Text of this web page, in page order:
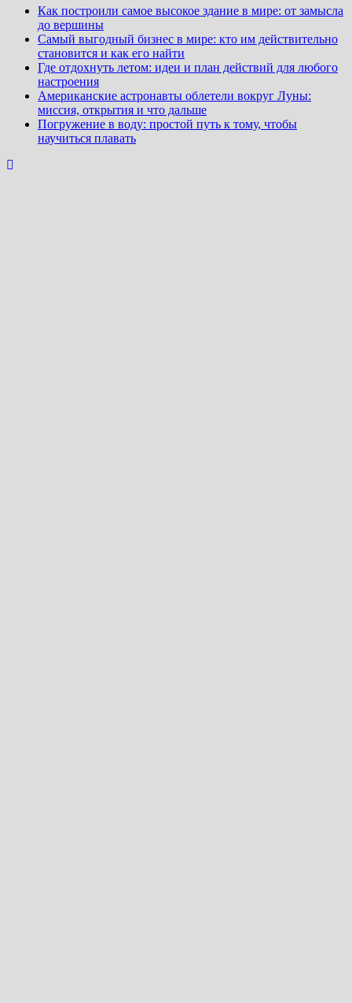
Как построили самое высокое здание в мире: от замысла
до вершины
Самый выгодный бизнес в мире: кто им действительно
становится и как его найти
Где отдохнуть летом: идеи и план действий для любого
настроения
Американские астронавты облетели вокруг Луны:
миссия, открытия и что дальше
Погружение в воду: простой путь к тому, чтобы
научиться плавать